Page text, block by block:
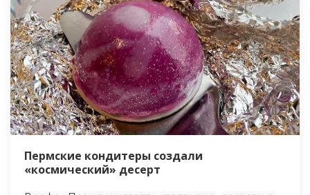
Пермские кондитеры создали
«космический» десерт